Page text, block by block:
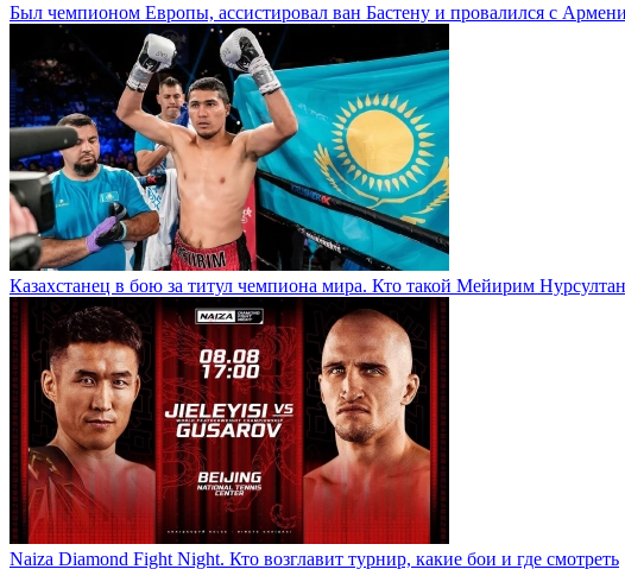
Был чемпионом Европы, ассистировал ван Бастену и провалился с
Казахстанец в бою за титул чемпиона мира. Кто такой Мейирим
Naiza Diamond Fight Night. Кто возглавит турнир, какие бои и где смотреть